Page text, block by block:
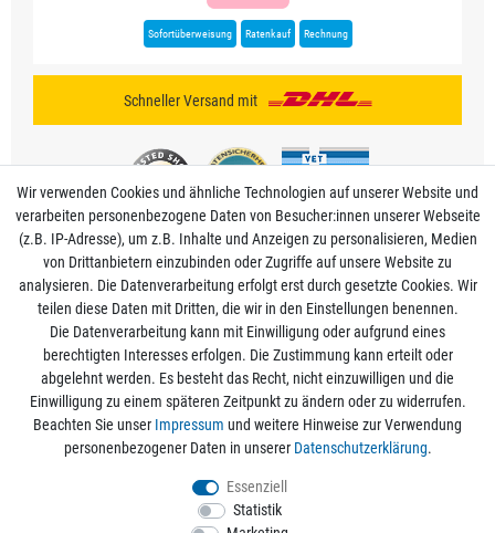
Sofortüberweisung Ratenkauf Rechnung
Schneller Versand mit
Mein Konto
Informationen
Rechtliche Angaben
Alle Preise sind inkl. der gesetzlichen Mehrwertsteuer und zzgl.
Wir verwenden Cookies und ähnliche Technologien auf unserer Website und
verarbeiten personenbezogene Daten von Besucher:innen unserer Webseite
(z.B. IP-Adresse), um z.B. Inhalte und Anzeigen zu personalisieren, Medien
von Drittanbietern einzubinden oder Zugriffe auf unsere Website zu
analysieren. Die Datenverarbeitung erfolgt erst durch gesetzte Cookies. Wir
teilen diese Daten mit Dritten, die wir in den Einstellungen benennen.
Die Datenverarbeitung kann mit Einwilligung oder aufgrund eines
berechtigten Interesses erfolgen. Die Zustimmung kann erteilt oder
abgelehnt werden. Es besteht das Recht, nicht einzuwilligen und die
Einwilligung zu einem späteren Zeitpunkt zu ändern oder zu widerrufen.
Beachten Sie unser Impressum und weitere Hinweise zur Verwendung
personenbezogener Daten in unserer Daten­schutz­erklärung.
Essenziell
Statistik